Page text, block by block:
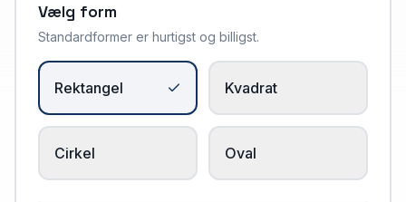
Vælg form
Standardformer er hurtigst og billigst.
Rektangel Kvadrat
Cirkel Oval